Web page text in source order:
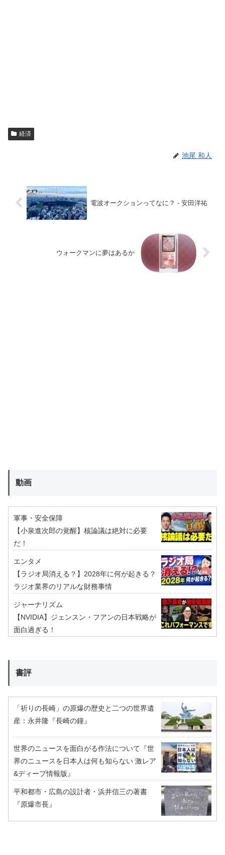
経済
池尾 和人
電波オークションってなに？ - 安田洋祐
ウォークマンに夢はあるか
動画
軍事・安全保障
【小泉進次郎の覚醒】核論議は絶対に必要
だ！
エンタメ
【ラジオ局消える？】2028年に何が起きる？
ラジオ業界のリアルな財務事情
ジャーナリズム
【NVIDIA】ジェンスン・フアンの日本戦略が
面白過ぎる！
書評
「祈りの長崎」の原爆の歴史と二つの世界遺
産：永井隆『長崎の鐘』
世界のニュースを面白がる作法について『世
界のニュースを日本人は何も知らない 激レア
&ディープ情報版』
平和都市・広島の設計者・浜井信三の著書
『原爆市長』